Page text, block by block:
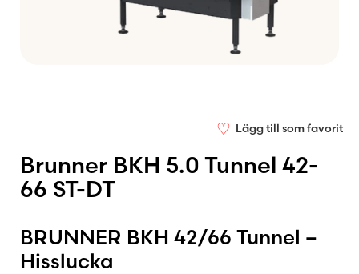
♡ Lägg till som favorit
Brunner BKH 5.0 Tunnel 42-
66 ST-DT
BRUNNER BKH 42/66 Tunnel –
Hisslucka